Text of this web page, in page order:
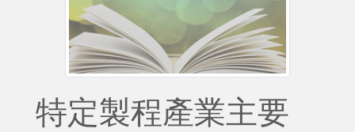
特定製程產業主要